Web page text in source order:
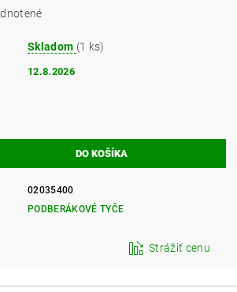
Skladom (1 ks)
12.8.2026
02035400
PODBERÁKOVÉ TYČE
Strážiť cenu